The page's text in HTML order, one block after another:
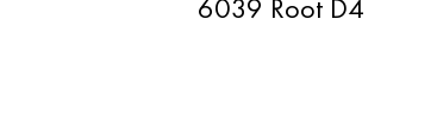
6039 Root D4